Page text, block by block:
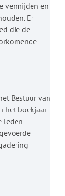
vermijden en
Er
die de
Bestuur van
het boekjaar
leden